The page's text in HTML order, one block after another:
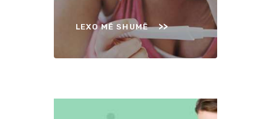
LEXO MË SHUMË